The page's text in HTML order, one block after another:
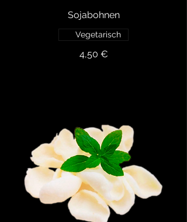
Sojabohnen
4,50 €
Vegetarisch